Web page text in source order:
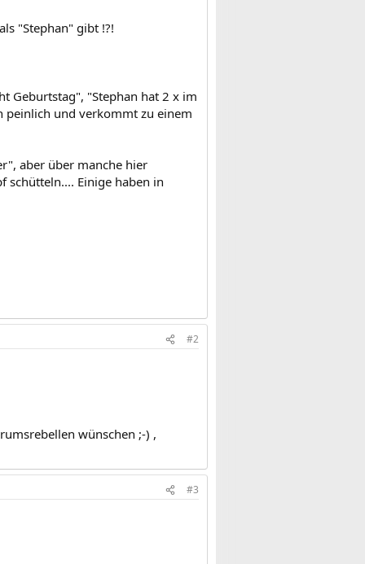
"Stephan" gibt !?!
Geburtstag", "Stephan hat 2 x im
peinlich und verkommt zu einem
aber über manche hier
schütteln.... Einige haben in
#2
wünschen ;-) ,
#3